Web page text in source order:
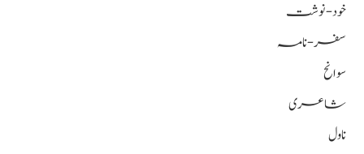
خود-نوشت
سفر-نامہ
سوانح
شاعری
ناول